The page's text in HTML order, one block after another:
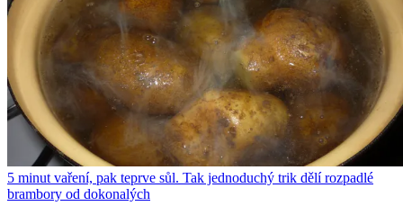
5 minut vaření, pak teprve sůl. Tak jednoduchý trik dělí rozpadlé
brambory od dokonalých